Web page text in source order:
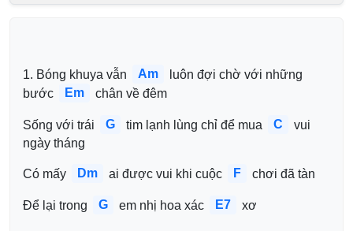
1. Bóng khuya vẫn Am
luôn đợi chờ với những
bước
Em chân về đêm
Sống với trái G tim lạnh lùng chỉ để mua C
vui
ngày tháng
Có mấy Dm ai được vui khi cuộc F chơi đã tàn
Để lại trong G em nhị hoa xác E7 xơ